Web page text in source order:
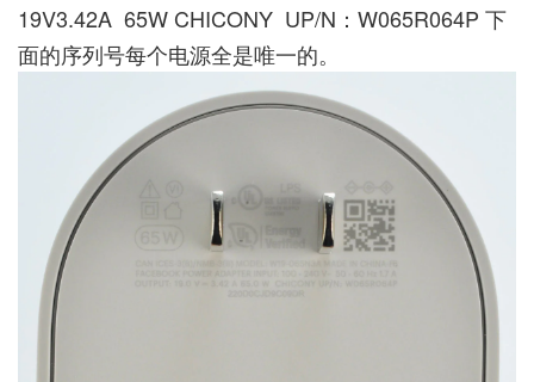
19V3.42A 65W CHICONY UP/N：W065R064P 下
面的序列号每个电源全是唯一的。